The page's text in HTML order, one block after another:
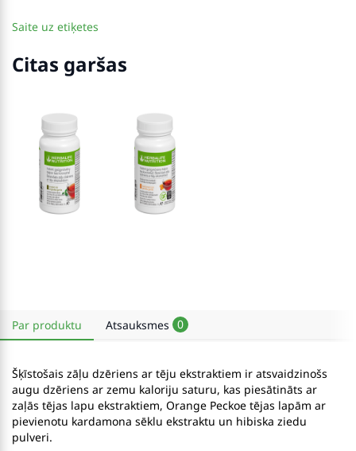
Saite uz etiķetes
Citas garšas
Par produktu Atsauksmes 0
Šķīstošais zāļu dzēriens ar tēju ekstraktiem ir atsvaidzinošs
augu dzēriens ar zemu kaloriju saturu, kas piesātināts ar
zaļās tējas lapu ekstraktiem, Orange Peckoe tējas lapām ar
pievienotu kardamona sēklu ekstraktu un hibiska ziedu
pulveri.